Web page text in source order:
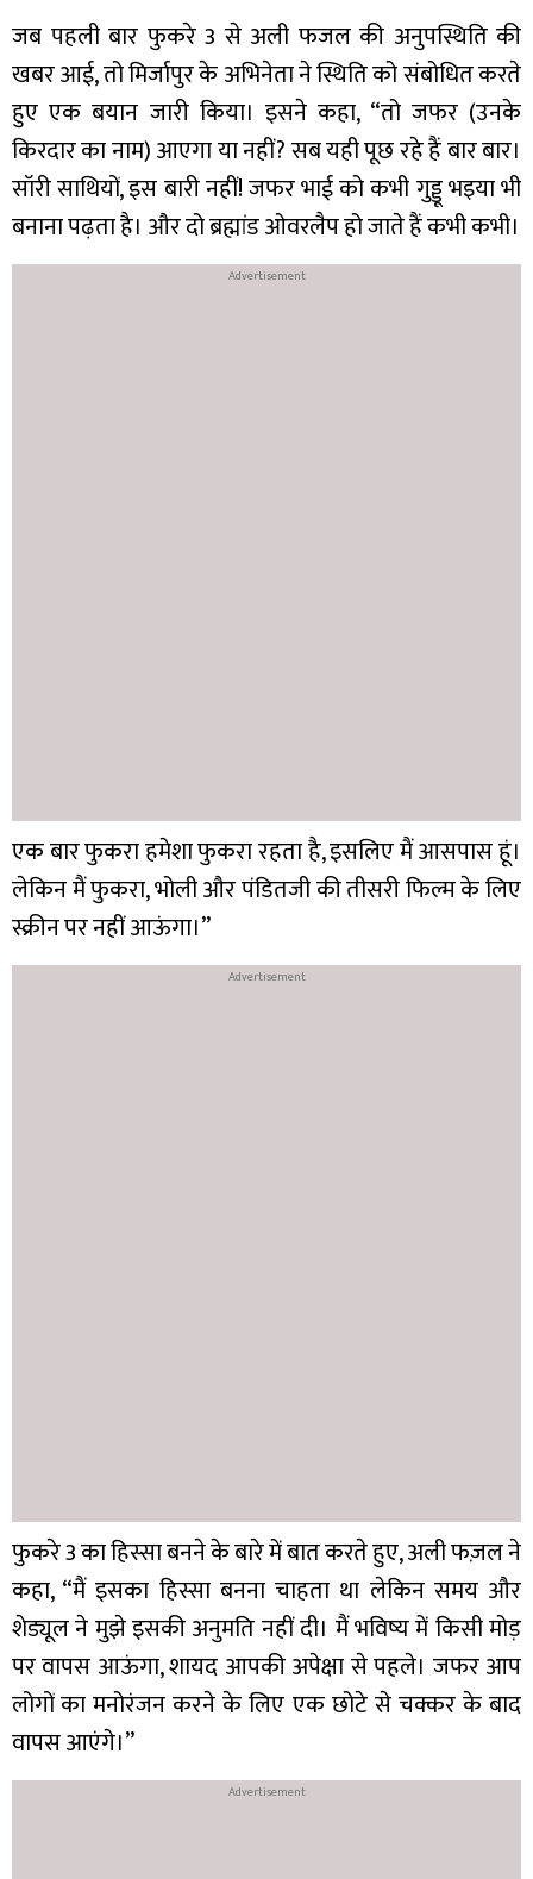
जब पहली बार फुकरे 3 से अली फजल की अनुपस्थिति की
खबर आई, तो मिर्जापुर के अभिनेता ने स्थिति को संबोधित करते
हुए एक बयान जारी किया। इसने कहा, “तो जफर (उनके
किरदार का नाम) आएगा या नहीं? सब यही पूछ रहे हैं बार बार।
सॉरी साथियों, इस बारी नहीं! जफर भाई को कभी गुड्डू भइया भी
बनाना पढ़ता है। और दो ब्रह्मांड ओवरलैप हो जाते हैं कभी कभी।
एक बार फुकरा हमेशा फुकरा रहता है, इसलिए मैं आसपास हूं।
लेकिन मैं फुकरा, भोली और पंडितजी की तीसरी फिल्म के लिए
स्क्रीन पर नहीं आऊंगा।”
फुकरे 3 का हिस्सा बनने के बारे में बात करते हुए, अली फज़ल ने
कहा, “मैं इसका हिस्सा बनना चाहता था लेकिन समय और
शेड्यूल ने मुझे इसकी अनुमति नहीं दी। मैं भविष्य में किसी मोड़
पर वापस आऊंगा, शायद आपकी अपेक्षा से पहले। जफर आप
लोगों का मनोरंजन करने के लिए एक छोटे से चक्कर के बाद
वापस आएंगे।”